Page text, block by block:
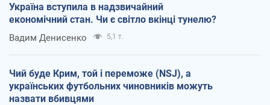
Україна вступила в надзвичайний
економічний стан. Чи є світло вкінці тунелю?
Вадим Денисенко 5,1 т.
Чий буде Крим, той і переможе (NSJ), а
українських футбольних чиновників можуть
назвати вбивцями